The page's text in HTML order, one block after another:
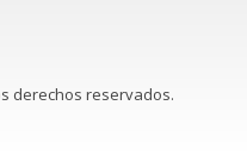
derechos reservados.